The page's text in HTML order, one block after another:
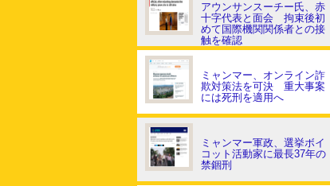
アウンサンスーチー氏、赤
十字代表と面会 拘束後初
めて国際機関関係者との接
触を確認
ミャンマー、オンライン詐
欺対策法を可決 重大事案
には死刑を適用へ
ミャンマー軍政、選挙ボイ
コット活動家に最長37年の
禁錮刑